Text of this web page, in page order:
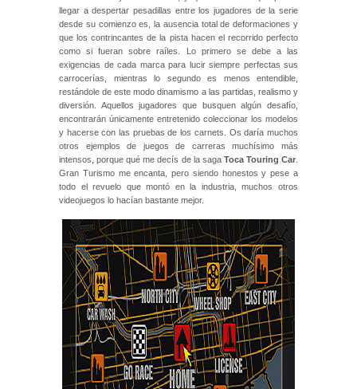
llegar a despertar pesadillas entre los jugadores de la serie
desde su comienzo es, la ausencia total de deformaciones y
que los contrincantes de la pista hacen el recorrido perfecto
como si fueran sobre raíles. Lo primero se debe a las
exigencias de cada marca para lucir siempre perfectas sus
carrocerías, mientras lo segundo es menos entendible,
restándole de este modo dinamismo a las partidas, realismo y
diversión. Aquellos jugadores que busquen algún desafío,
encontrarán únicamente entretenido coleccionar los modelos
y hacerse con las pruebas de los carnets. Os daría muchos
otros ejemplos de juegos de carreras muchísimo más
intensos, porque qué me decís de la saga Toca Touring Car
Gran Turismo me encanta, pero siendo honestos y pese a
todo el revuelo que montó en la industria, muchos otros
videojuegos lo hacían bastante mejor.